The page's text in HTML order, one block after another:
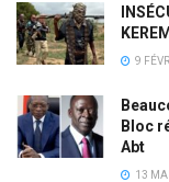
9
Bloc
Abt
13